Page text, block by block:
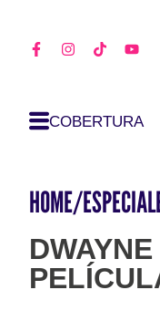
COBERTURA
HOME/